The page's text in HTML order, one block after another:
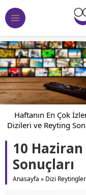
15.06.2026 Reyting
10
Sonuçları
Anasayfa » Dizi